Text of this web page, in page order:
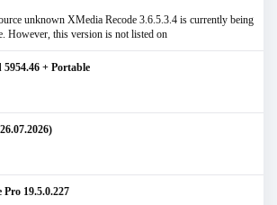
unknown XMedia Recode 3.6.5.3.4 is currently being
However, this version is not listed on
+ Portable
19.5.0.227